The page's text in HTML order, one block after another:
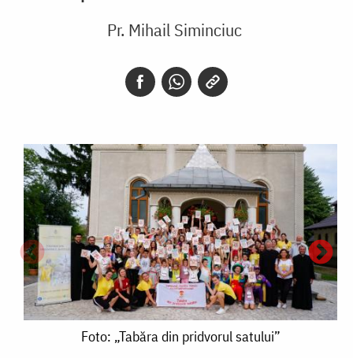
Pr. Mihail Siminciuc
Foto: „Tabăra din pridvorul satului”